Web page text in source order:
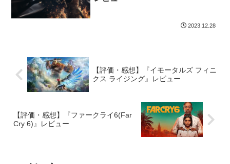
2023.12.28
【評価・感想】『イモータルズ フィニ
クス ライジング』レビュー
【評価・感想】『ファークライ6(Far
Cry 6)』レビュー